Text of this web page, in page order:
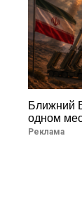
Ближний
одном
Реклама